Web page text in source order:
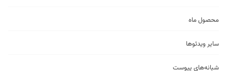
محصول ماه
سایر ویدئو‌ها
شبانه‌های پیوست